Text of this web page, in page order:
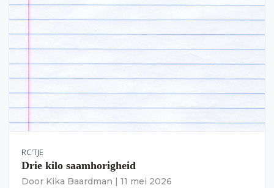
RC'TJE
Drie kilo saamhorigheid
Door Kika Baardman 11 mei 2026